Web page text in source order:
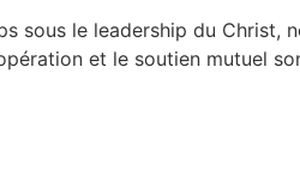
sous le leadership du Christ,
et le soutien mutuel